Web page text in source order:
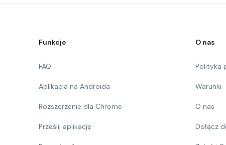
Funkcje
FAQ
Aplikacja na Androida
Rozszerzenie dla Chrome
Prześlij aplikację
O nas
Polityka
Warunki
O nas
Dołącz